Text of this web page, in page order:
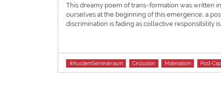
This dreamy poem of trans~formation was written
ourselves at the beginning of this emergence; a
discrimination is fading as collective responsibility
Tags
#AusdemSeminarraum Circlusion Materialism Post-